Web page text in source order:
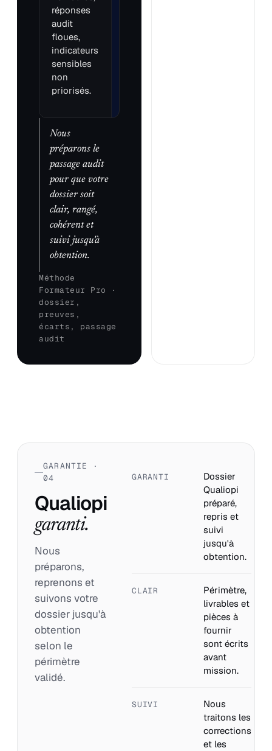
réponses
audit
floues,
indicateurs
sensibles
non
priorisés.
Nous
préparons le
passage audit
pour que votre
dossier soit
clair, rangé,
cohérent et
suivi jusqu'à
obtention.
Méthode
Formateur Pro ·
dossier,
preuves,
écarts, passage
audit
GARANTIE ·
04
Qualiopi
garanti.
Nous
préparons,
reprenons et
suivons votre
dossier jusqu'à
obtention
selon le
périmètre
validé.
GARANTI
Dossier
Qualiopi
préparé,
repris et
suivi
jusqu'à
obtention.
CLAIR
Périmètre,
livrables et
pièces à
fournir
sont écrits
avant
mission.
SUIVI
Nous
traitons les
corrections
et les